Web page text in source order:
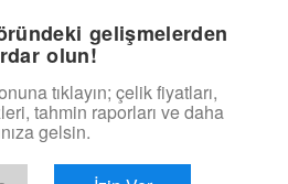
gelişmelerden
olun!
tıklayın; çelik fiyatları,
tahmin raporları ve daha
gelsin.